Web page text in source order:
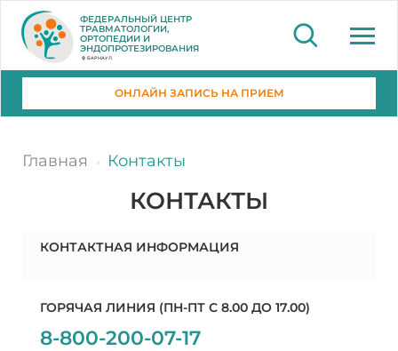
ФЕДЕРАЛЬНЫЙ ЦЕНТР
ТРАВМАТОЛОГИИ,
ОРТОПЕДИИ И
ЭНДОПРОТЕЗИРОВАНИЯ
БАРНАУЛ
ОНЛАЙН ЗАПИСЬ НА ПРИЕМ
Главная Контакты
КОНТАКТЫ
КОНТАКТНАЯ ИНФОРМАЦИЯ
ГОРЯЧАЯ ЛИНИЯ (ПН-ПТ C 8.00 ДО 17.00)
8-800-200-07-17